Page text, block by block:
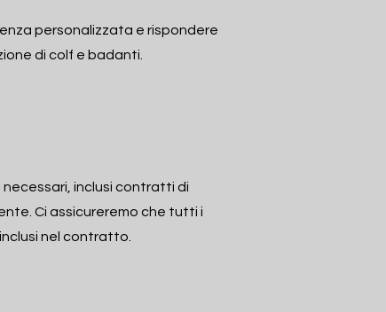
personalizzata e rispondere
di colf e badanti.
inclusi contratti di
Ci assicureremo che tutti i
nel contratto.